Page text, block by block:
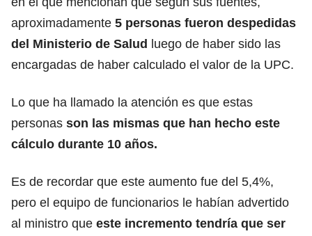
aproximadamente 5 personas fueron despedidas
del Ministerio de Salud luego de haber sido las
encargadas de haber calculado el valor de la UPC.
Lo que ha llamado la atención es que estas
personas son las mismas que han hecho este
cálculo durante 10 años.
Es de recordar que este aumento fue del 5,4%,
pero el equipo de funcionarios le habían advertido
al ministro que este incremento tendría que ser